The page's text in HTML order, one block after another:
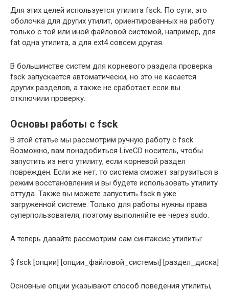
Для этих целей используется утилита fsck. По сути, это
оболочка для других утилит, ориентированных на работу
только с той или иной файловой системой, например, для
fat одна утилита, а для ext4 совсем другая.
В большинстве систем для корневого раздела проверка
fsck запускается автоматически, но это не касается
других разделов, а также не сработает если вы
отключили проверку.
Основы работы с fsck
В этой статье мы рассмотрим ручную работу с fsck.
Возможно, вам понадобиться LiveCD носитель, чтобы
запустить из него утилиту, если корневой раздел
поврежден. Если же нет, то система сможет загрузиться в
режим восстановления и вы будете использовать утилиту
оттуда. Также вы можете запустить fsck в уже
загруженной системе. Только для работы нужны права
суперпользователя, поэтому выполняйте ее через sudo.
А теперь давайте рассмотрим сам синтаксис утилиты:
$ fsck [опции] [опции_файловой_системы] [раздел_диска]
Основные опции указывают способ поведения утилиты,